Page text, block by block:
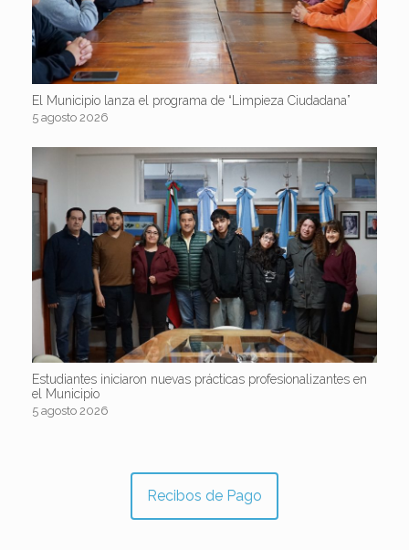
El Municipio lanza el programa de “Limpieza Ciudadana”
5 agosto 2026
Estudiantes iniciaron nuevas prácticas profesionalizantes en
el Municipio
5 agosto 2026
Recibos de Pago